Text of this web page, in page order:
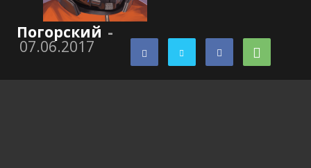
Погорский -
07.06.2017